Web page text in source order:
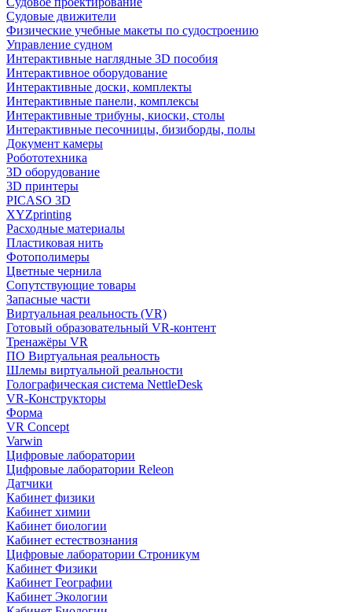
Судовые движители
Физические учебные макеты по судостроению
Управление судном
Интерактивные наглядные 3D пособия
Интерактивное оборудование
Интерактивные доски, комплекты
Интерактивные панели, комплексы
Интерактивные трибуны, киоски, столы
Интерактивные песочницы, бизиборды, полы
Документ камеры
Робототехника
3D оборудование
3D принтеры
PICASO 3D
XYZprinting
Расходные материалы
Пластиковая нить
Фотополимеры
Цветные чернила
Сопутствующие товары
Запасные части
Виртуальная реальность (VR)
Готовый образовательный VR-контент
Тренажёры VR
ПО Виртуальная реальность
Шлемы виртуальной реальности
Голографическая система NettleDesk
VR-Конструкторы
Форма
VR Concept
Varwin
Цифровые лаборатории
Цифровые лаборатории Releon
Датчики
Кабинет физики
Кабинет химии
Кабинет биологии
Кабинет естествознания
Цифровые лаборатории Строникум
Кабинет Физики
Кабинет Географии
Кабинет Экологии